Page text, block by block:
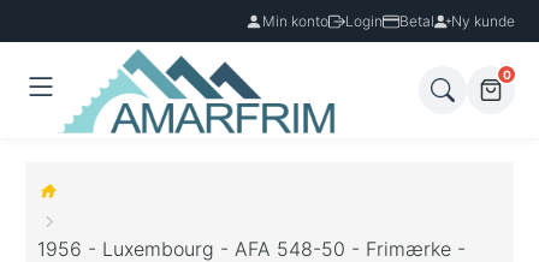
Min konto Login Betal Ny kunde
0
1956 - Luxembourg - AFA 548-50 - Frimærke -